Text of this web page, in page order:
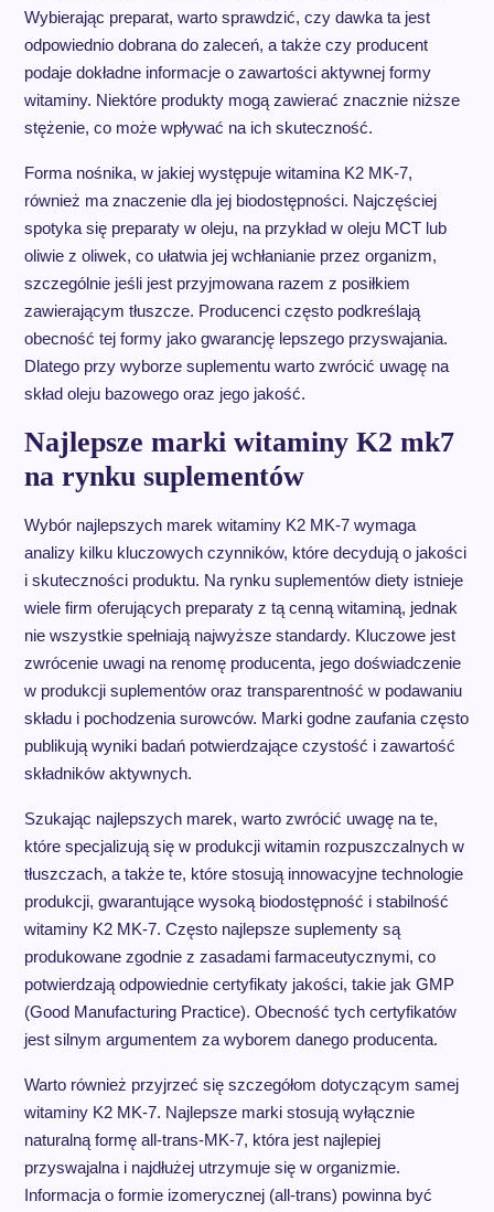
Wybierając preparat, warto sprawdzić, czy dawka ta jest
odpowiednio dobrana do zaleceń, a także czy producent
podaje dokładne informacje o zawartości aktywnej formy
witaminy. Niektóre produkty mogą zawierać znacznie niższe
stężenie, co może wpływać na ich skuteczność.
Forma nośnika, w jakiej występuje witamina K2 MK-7,
również ma znaczenie dla jej biodostępności. Najczęściej
spotyka się preparaty w oleju, na przykład w oleju MCT lub
oliwie z oliwek, co ułatwia jej wchłanianie przez organizm,
szczególnie jeśli jest przyjmowana razem z posiłkiem
zawierającym tłuszcze. Producenci często podkreślają
obecność tej formy jako gwarancję lepszego przyswajania.
Dlatego przy wyborze suplementu warto zwrócić uwagę na
skład oleju bazowego oraz jego jakość.
Najlepsze marki witaminy K2 mk7
na rynku suplementów
Wybór najlepszych marek witaminy K2 MK-7 wymaga
analizy kilku kluczowych czynników, które decydują o jakości
i skuteczności produktu. Na rynku suplementów diety istnieje
wiele firm oferujących preparaty z tą cenną witaminą, jednak
nie wszystkie spełniają najwyższe standardy. Kluczowe jest
zwrócenie uwagi na renomę producenta, jego doświadczenie
w produkcji suplementów oraz transparentność w podawaniu
składu i pochodzenia surowców. Marki godne zaufania często
publikują wyniki badań potwierdzające czystość i zawartość
składników aktywnych.
Szukając najlepszych marek, warto zwrócić uwagę na te,
które specjalizują się w produkcji witamin rozpuszczalnych w
tłuszczach, a także te, które stosują innowacyjne technologie
produkcji, gwarantujące wysoką biodostępność i stabilność
witaminy K2 MK-7. Często najlepsze suplementy są
produkowane zgodnie z zasadami farmaceutycznymi, co
potwierdzają odpowiednie certyfikaty jakości, takie jak GMP
(Good Manufacturing Practice). Obecność tych certyfikatów
jest silnym argumentem za wyborem danego producenta.
Warto również przyjrzeć się szczegółom dotyczącym samej
witaminy K2 MK-7. Najlepsze marki stosują wyłącznie
naturalną formę all-trans-MK-7, która jest najlepiej
przyswajalna i najdłużej utrzymuje się w organizmie.
Informacja o formie izomerycznej (all-trans) powinna być